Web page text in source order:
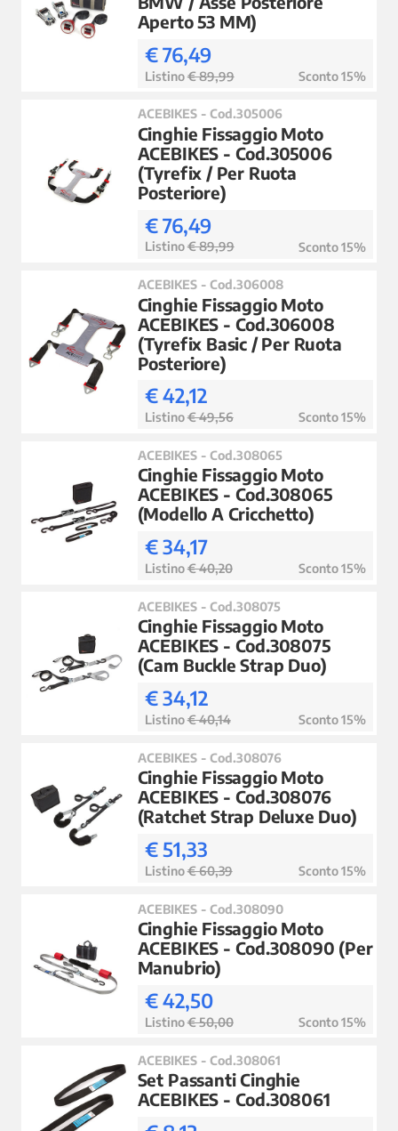
Aperto 53 MM)
€ 76,49
Listino€ 89,99 Sconto 15%
ACEBIKES - Cod.305006
Cinghie Fissaggio Moto
ACEBIKES - Cod.305006
(Tyrefix / Per Ruota
Posteriore)
€ 76,49
Listino€ 89,99 Sconto 15%
ACEBIKES - Cod.306008
Cinghie Fissaggio Moto
ACEBIKES - Cod.306008
(Tyrefix Basic / Per Ruota
Posteriore)
€ 42,12
Listino€ 49,56 Sconto 15%
ACEBIKES - Cod.308065
Cinghie Fissaggio Moto
ACEBIKES - Cod.308065
(Modello A Cricchetto)
€ 34,17
Listino€ 40,20 Sconto 15%
ACEBIKES - Cod.308075
Cinghie Fissaggio Moto
ACEBIKES - Cod.308075
(Cam Buckle Strap Duo)
€ 34,12
Listino€ 40,14 Sconto 15%
ACEBIKES - Cod.308076
Cinghie Fissaggio Moto
ACEBIKES - Cod.308076
(Ratchet Strap Deluxe Duo)
€ 51,33
Listino€ 60,39 Sconto 15%
ACEBIKES - Cod.308090
Cinghie Fissaggio Moto
ACEBIKES - Cod.308090 (Per
Manubrio)
€ 42,50
Listino€ 50,00 Sconto 15%
ACEBIKES - Cod.308061
Set Passanti Cinghie
ACEBIKES - Cod.308061